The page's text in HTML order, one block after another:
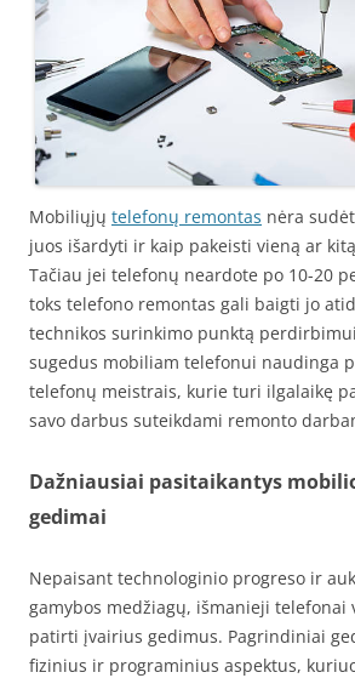
Mobiliųjų telefonų remontas nėra
juos išardyti ir kaip pakeisti vieną ar
Tačiau jei telefonų neardote po 10-20
toks telefono remontas gali baigti jo
technikos surinkimo punktą
sugedus mobiliam telefonui naudinga
telefonų meistrais, kurie turi ilgalaikę
savo darbus suteikdami remonto
Dažniausiai pasitaikantys
gedimai
Nepaisant technologinio progreso ir
gamybos medžiagų, išmanieji telefonai
patirti įvairius gedimus. Pagrindiniai
fizinius ir programinius aspektus,